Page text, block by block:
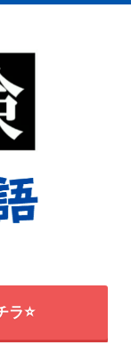
ラ⭐